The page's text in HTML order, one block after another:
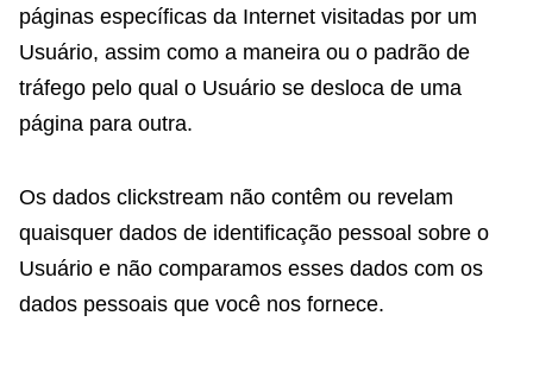
páginas específicas da Internet visitadas por um
Usuário, assim como a maneira ou o padrão de
tráfego pelo qual o Usuário se desloca de uma
página para outra.
Os dados clickstream não contêm ou revelam
quaisquer dados de identificação pessoal sobre o
Usuário e não comparamos esses dados com os
dados pessoais que você nos fornece.